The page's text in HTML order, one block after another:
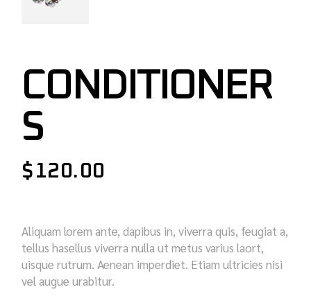
CONDITIONER
S
$ 120.00
Aliquam lorem ante, dapibus in, viverra quis, feugiat a,
tellus hasellus viverra nulla ut metus varius laort,
uisque rutrum. Aenean imperdiet. Etiam ultricies nisi
vel augue urabitur.